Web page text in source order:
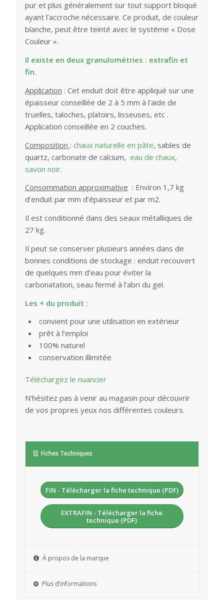
pur et plus généralement sur tout support bloqué
ayant l’accroche nécessaire. Ce produit, de couleur
blanche, peut être teinté avec le système « Dose
Couleur ».
Il existe en deux granulométries : extrafin et
fin.
Application : Cet enduit doit être appliqué sur une
épaisseur conseillée de 2 à 5 mm à l’aide de
truelles, taloches, platoirs, lisseuses, etc .
Application conseillée en 2 couches.
Composition : chaux naturelle en pâte, sables de
quartz, carbonate de calcium, eau de chaux,
savon noir.
Consommation approximative : Environ 1,7 kg
d’enduit par mm d’épaisseur et par m2.
Il est conditionné dans des seaux métalliques de
27 kg.
Il peut se conserver plusieurs années dans de
bonnes conditions de stockage : enduit recouvert
de quelques mm d’eau pour éviter la
carbonatation, seau fermé à l’abri du gel.
Les + du produit :
convient pour une utilisation en extérieur
prêt à l’emploi
100% naturel
conservation illimitée
Téléchargez le nuancier
N’hésitez pas à venir au magasin pour découvrir
de vos propres yeux nos différentes couleurs.
Fiches Techniques
FIN - Télécharger la fiche technique (PDF)
EXTRAFIN - Télécharger la fiche
technique (PDF)
À propos de la marque
Plus d’informations